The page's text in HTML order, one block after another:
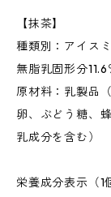
【抹茶】
種類別：アイス
無脂乳固形分
原材料：乳製品
卵、ぶどう糖、
乳成分を含む）
栄養成分表示（